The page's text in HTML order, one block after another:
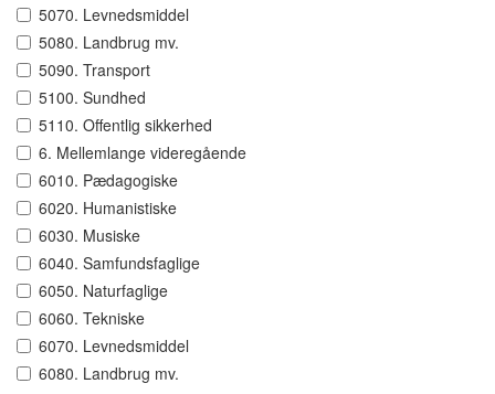
5070. Levnedsmiddel
5080. Landbrug mv.
5090. Transport
5100. Sundhed
5110. Offentlig sikkerhed
6. Mellemlange videregående
6010. Pædagogiske
6020. Humanistiske
6030. Musiske
6040. Samfundsfaglige
6050. Naturfaglige
6060. Tekniske
6070. Levnedsmiddel
6080. Landbrug mv.